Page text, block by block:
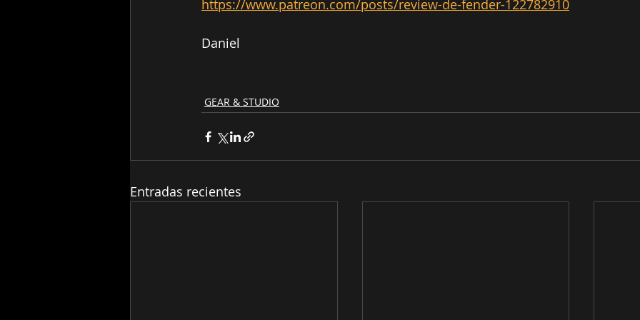
https://www.patreon.com/posts/review-de-fender-122782910
Daniel
GEAR & STUDIO
Entradas recientes